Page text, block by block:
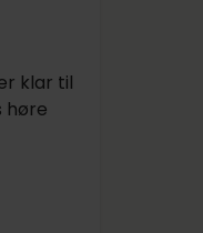
klar til
høre